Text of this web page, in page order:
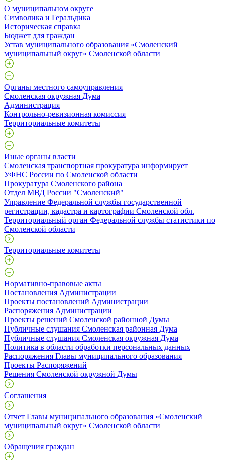
О муниципальном округе
Символика и Геральдика
Историческая справка
Бюджет для граждан
Устав муниципального образования «Смоленский
муниципальный округ» Смоленской области
Органы местного самоуправления
Смоленская окружная Дума
Администрация
Контрольно-ревизионная комиссия
Территориальные комитеты
Иные органы власти
Смоленская транспортная прокуратура информирует
УФНС России по Смоленской области
Прокуратура Смоленского района
Отдел МВД России "Смоленский"
Управление Федеральной службы государственной
регистрации, кадастра и картографии Смоленской обл.
Территориальный орган Федеральной службы статистики по
Смоленской области
Территориальные комитеты
Нормативно-правовые акты
Постановления Администрации
Проекты постановлений Администрации
Распоряжения Администрации
Проекты решений Смоленской районной Думы
Публичные слушания Смоленская районная Дума
Публичные слушания Смоленская окружная Дума
Политика в области обработки персональных данных
Распоряжения Главы муниципального образования
Проекты Распоряжений
Решения Смоленской окружной Думы
Соглашения
Отчет Главы муниципального образования «Смоленский
муниципальный округ» Смоленской области
Обращения граждан